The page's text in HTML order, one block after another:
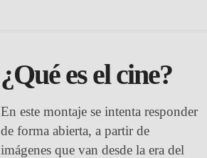
¿Qué es el cine?
En este montaje se intenta responder
de forma abierta, a partir de
imágenes que van desde la era del